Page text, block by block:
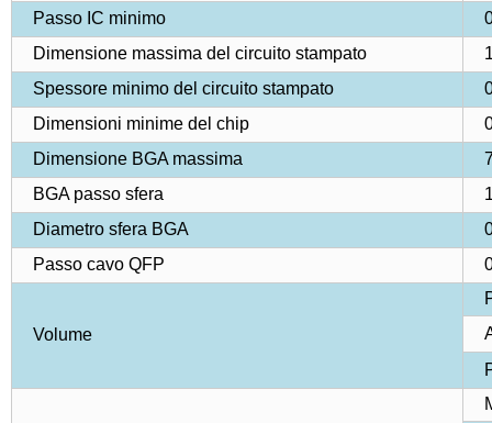
Passo IC minimo
Dimensione massima del circuito stampato
Spessore minimo del circuito stampato
Dimensioni minime del chip
Dimensione BGA massima
BGA passo sfera
Diametro sfera BGA
Passo cavo QFP
Volume